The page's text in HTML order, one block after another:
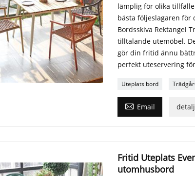
lämplig för olika
bästa följeslagaren för
Bordsskiva Rektangel
tilltalande utemöbel.
gör din fritid ännu
perfekt uteservering
Uteplats bord
 Email
Fritid Uteplats
utomhusbord